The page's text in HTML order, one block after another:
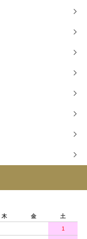
木 金 土
1